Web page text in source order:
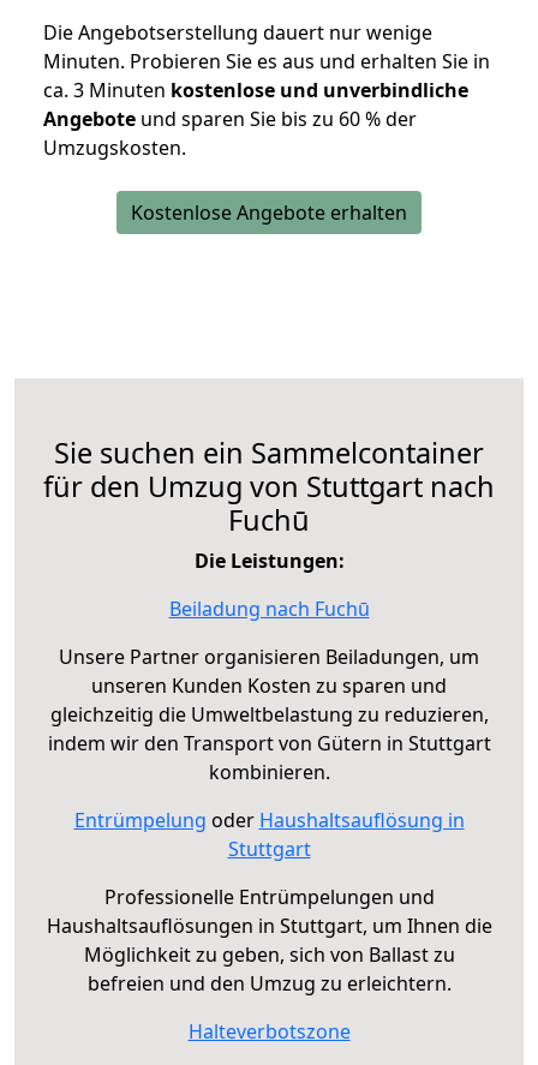
Die Angebotserstellung dauert nur wenige
Minuten. Probieren Sie es aus und erhalten Sie in
ca. 3 Minuten kostenlose und unverbindliche
Angebote und sparen Sie bis zu 60 % der
Umzugskosten.
Kostenlose Angebote erhalten
Sie suchen ein Sammelcontainer
für den Umzug von Stuttgart nach
Fuchū
Die Leistungen:
Beiladung nach Fuchū
Unsere Partner organisieren Beiladungen, um
unseren Kunden Kosten zu sparen und
gleichzeitig die Umweltbelastung zu reduzieren,
indem wir den Transport von Gütern in Stuttgart
kombinieren.
Entrümpelung oder Haushaltsauflösung in
Stuttgart
Professionelle Entrümpelungen und
Haushaltsauflösungen in Stuttgart, um Ihnen die
Möglichkeit zu geben, sich von Ballast zu
befreien und den Umzug zu erleichtern.
Halteverbotszone